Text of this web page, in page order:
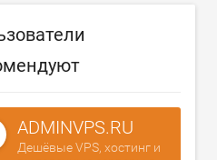
ADMINVPS.RU
Дешёвые VPS, хостинг и